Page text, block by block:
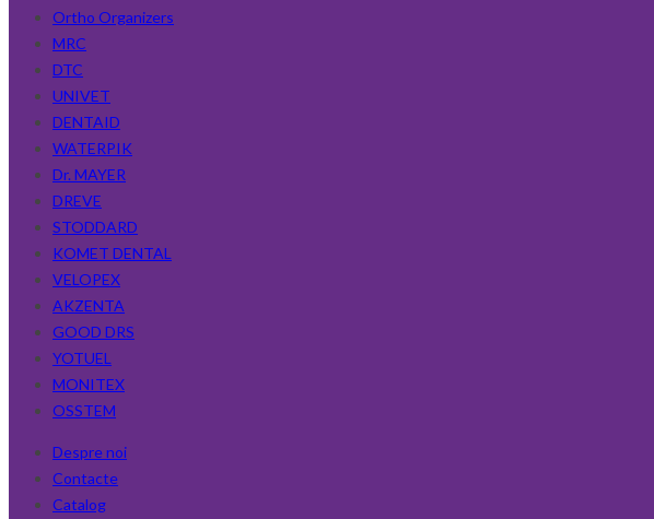
Ortho Organizers
MRC
DTC
UNIVET
DENTAID
WATERPIK
Dr. MAYER
DREVE
STODDARD
KOMET DENTAL
VELOPEX
AKZENTA
GOOD DRS
YOTUEL
MONITEX
OSSTEM
Despre noi
Contacte
Catalog